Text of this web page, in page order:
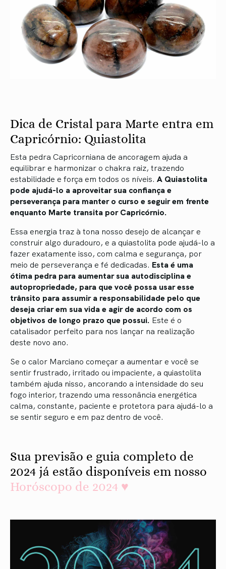
Dica de Cristal para Marte entra em
Capricórnio: Quiastolita
Esta pedra Capricorniana de ancoragem ajuda a
equilibrar e harmonizar o chakra raiz, trazendo
estabilidade e força em todos os níveis. A Quiastolita
pode ajudá-lo a aproveitar sua confiança e
perseverança para manter o curso e seguir em frente
enquanto Marte transita por Capricórnio.
Essa energia traz à tona nosso desejo de alcançar e
construir algo duradouro, e a quiastolita pode ajudá-lo a
fazer exatamente isso, com calma e segurança, por
meio de perseverança e fé dedicadas. Esta é uma
ótima pedra para aumentar sua autodisciplina e
autopropriedade, para que você possa usar esse
trânsito para assumir a responsabilidade pelo que
deseja criar em sua vida e agir de acordo com os
objetivos de longo prazo que possui. Este é o
catalisador perfeito para nos lançar na realização
deste novo ano.
Se o calor Marciano começar a aumentar e você se
sentir frustrado, irritado ou impaciente, a quiastolita
também ajuda nisso, ancorando a intensidade do seu
fogo interior, trazendo uma ressonância energética
calma, constante, paciente e protetora para ajudá-lo a
se sentir seguro e em paz dentro de você.
Sua previsão e guia completo de
2024 já estão disponíveis em nosso
Horóscopo de 2024 ♥